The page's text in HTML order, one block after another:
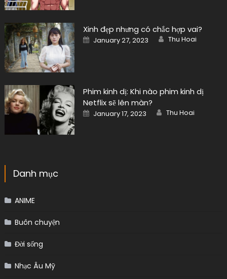
Xinh đẹp nhưng có chắc hợp vai?
Posted
on
January 27, 2023 Author
Thu Hoai
Phim kinh dị: Khi nào phim kinh dị
Netflix sẽ lên màn?
Posted
on
January 17, 2023 Author
Thu Hoai
Danh mục
ANIME
Buôn chuyện
Đời sống
Nhạc Âu Mỹ